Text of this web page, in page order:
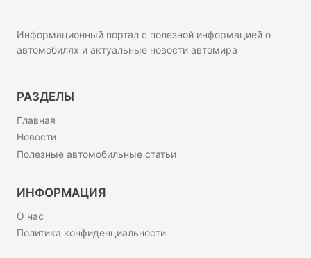
Информационный портал с полезной информацией о
автомобилях и актуальные новости автомира
РАЗДЕЛЫ
Главная
Новости
Полезные автомобильные статьи
ИНФОРМАЦИЯ
О нас
Политика конфиденциальности